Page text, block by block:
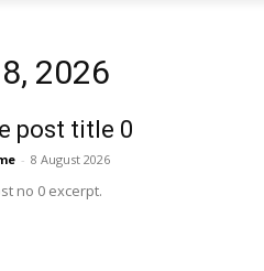
2026
post title 0
- 8 August 2026
no 0 excerpt.